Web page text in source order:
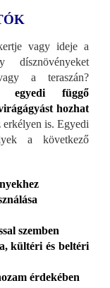
vagy ideje a
dísznövényeket
a teraszán?
egyedi függő
hozhat
erkélyen is. Egyedi
a következő
szemben
kültéri és beltéri
érdekében